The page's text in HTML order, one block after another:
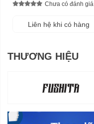
Chưa có đánh giá
Liên hệ khi có hàng
THƯƠNG HIỆU